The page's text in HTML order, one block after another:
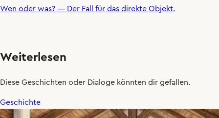
Wen oder was? — Der Fall für das direkte Objekt.
Weiterlesen
Diese Geschichten oder Dialoge könnten dir gefallen.
Geschichte